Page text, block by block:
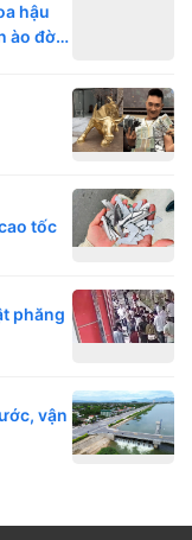
hậu
ào đời
tốc
phăng
vận